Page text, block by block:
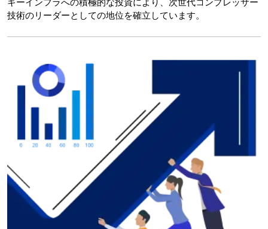
技術のリーダーとしての地位を確立しています。